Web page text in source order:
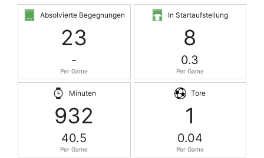
Absolvierte Begegnungen
23
-
Per Game
In Startaufstellung
8
0.3
Per Game
Minuten
932
40.5
Per Game
Tore
1
0.04
Per Game